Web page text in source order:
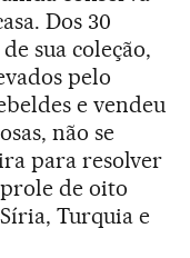
Dos 30
sua coleção,
pelo
e vendeu
não se
para resolver
de oito
Turquia e